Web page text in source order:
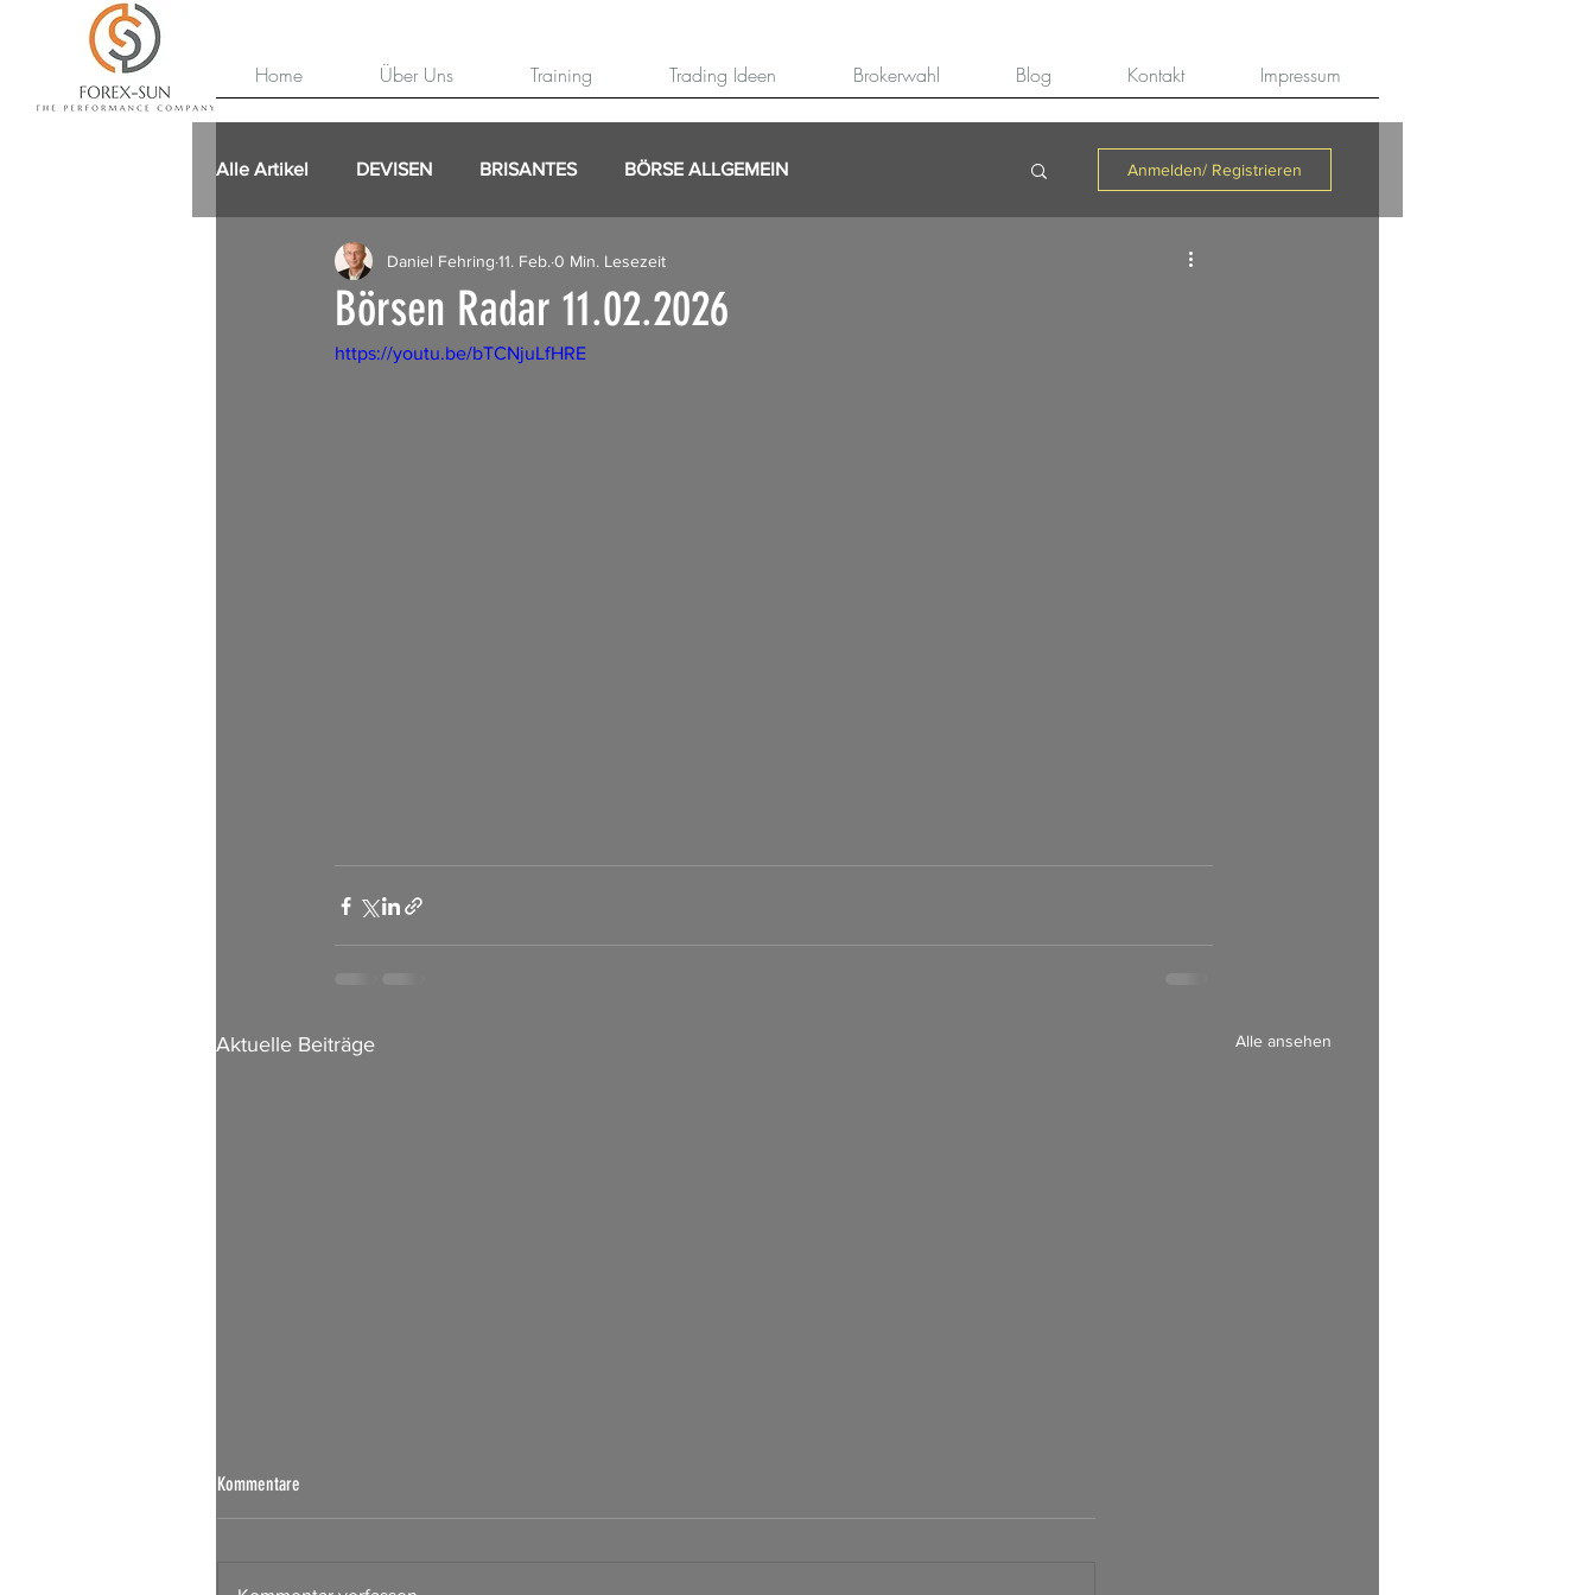
Home Über Uns Training Trading Ideen Brokerwahl Blog Kontakt Impressum
Alle Artikel DEVISEN BRISANTES BÖRSE ALLGEMEIN Anmelden/ Registrieren
Börsen Radar 11.02.2026
Daniel Fehring 11. Feb. 0 Min. Lesezeit
https://youtu.be/bTCNjuLfHRE
Aktuelle Beiträge Alle ansehen
Börsen Radar 07.08.2026
Kommentare